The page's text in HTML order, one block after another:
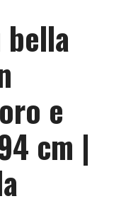
bella
e
cm |